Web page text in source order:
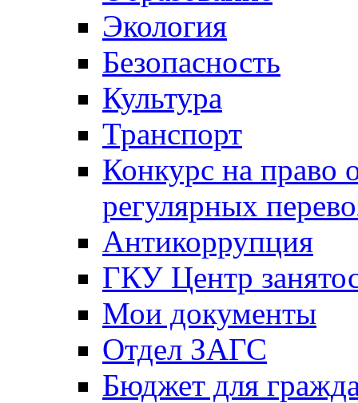
Экология
Безопасность
Культура
Транспорт
Конкурс на право
регулярных
Антикоррупция
ГКУ Центр
Мои документы
Отдел ЗАГС
Бюджет для